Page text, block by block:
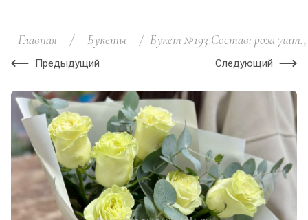
Главная / Букеты / Букет №193 Состав: роза
Предыдущий Следующий